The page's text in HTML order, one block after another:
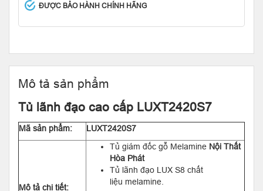
ĐƯỢC BẢO HÀNH CHÍNH HÃNG
Mô tả sản phẩm
Tủ lãnh đạo cao cấp LUXT2420S7
Mã sản phẩm: LUXT2420S7
Mô tả chi tiết:
Tủ giám đốc gỗ Melamine Nội Thất
Hòa Phát
Tủ lãnh đạo LUX S8 chất
liệu melamine.